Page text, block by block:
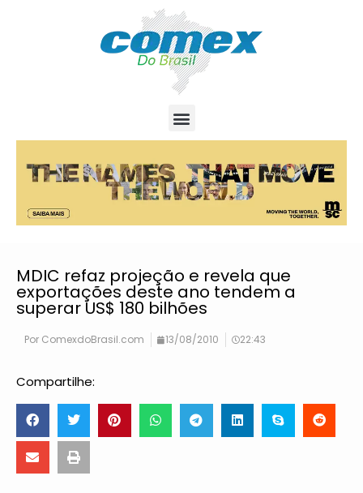
MDIC refaz projeção e revela que
exportações deste ano tendem a
superar US$ 180 bilhões
Por ComexdoBrasil.com 13/08/2010 22:43
Compartilhe: